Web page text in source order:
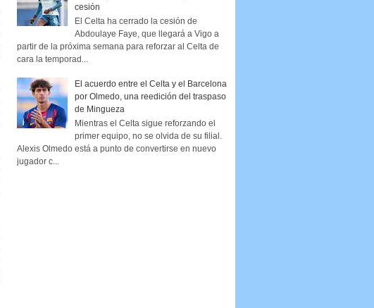
cesión
El Celta ha cerrado la cesión de
Abdoulaye Faye, que llegará a Vigo a
partir de la próxima semana para reforzar al Celta de
cara la temporad...
El acuerdo entre el Celta y el Barcelona
por Olmedo, una reedición del traspaso
de Mingueza
Mientras el Celta sigue reforzando el
primer equipo, no se olvida de su filial.
Alexis Olmedo está a punto de convertirse en nuevo
jugador c...